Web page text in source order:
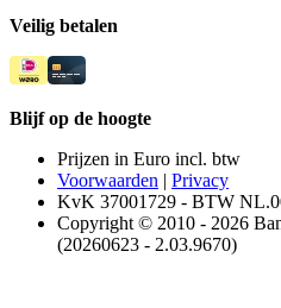
Veilig betalen
Blijf op de hoogte
Prijzen in Euro incl. btw
Voorwaarden | Privacy
KvK 37001729 - BTW
Copyright © 2010 - 2026
(20260623 - 2.03.9670)